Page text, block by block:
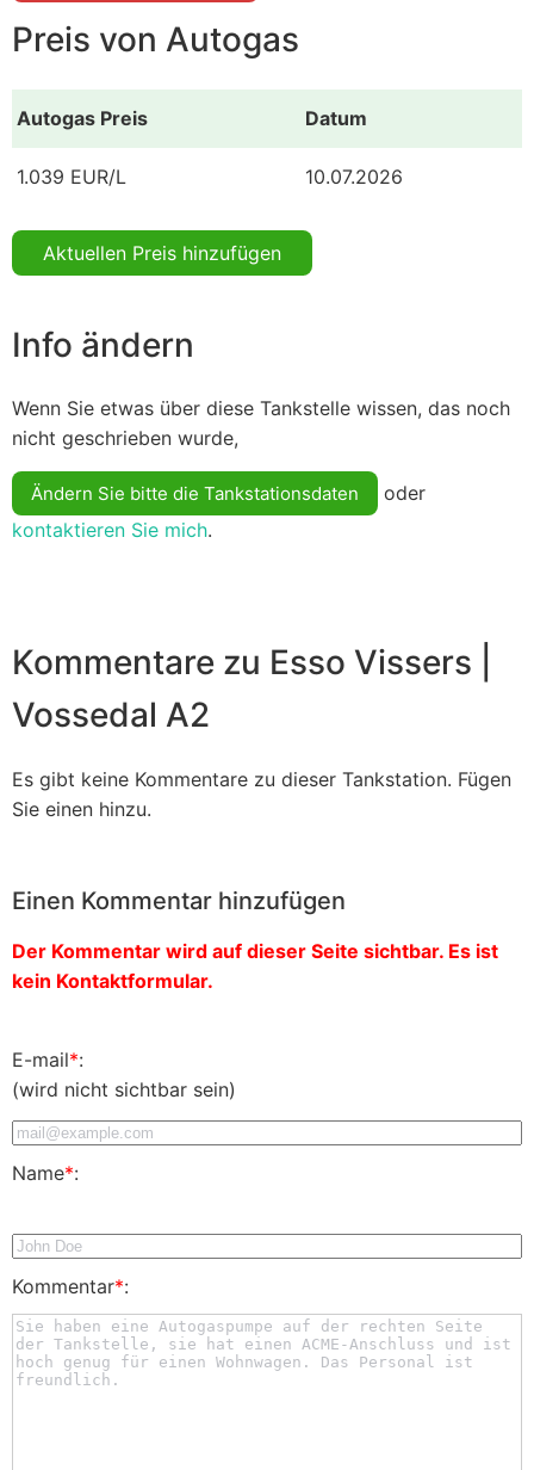
Preis von Autogas
Autogas Preis Datum
1.039 EUR/L 10.07.2026
Aktuellen Preis hinzufügen
Info ändern
Wenn Sie etwas über diese Tankstelle wissen, das noch
nicht geschrieben wurde,
Ändern Sie bitte die Tankstationsdaten
oder
kontaktieren Sie mich.
Kommentare zu Esso Vissers |
Vossedal A2
Es gibt keine Kommentare zu dieser Tankstation. Fügen
Sie einen hinzu.
Einen Kommentar hinzufügen
Der Kommentar wird auf dieser Seite sichtbar. Es ist
kein Kontaktformular.
E-mail*:
(wird nicht sichtbar sein)
Name*:
Kommentar*: